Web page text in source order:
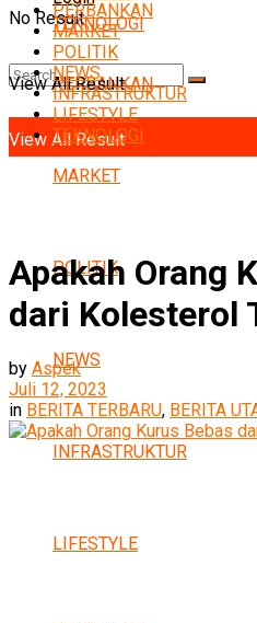
TEKNOLOGI
No Result
View All Result
PERBANKAN
MARKET
POLITIK
NEWS
INFRASTRUKTUR
LIFESTYLE
No Result
View All Result
PERBANKAN
MARKET
POLITIK
NEWS
INFRASTRUKTUR
LIFESTYLE
TEKNOLOGI
Apakah Orang
dari Kolesterol
by Aspek
Juli 12, 2023
in BERITA TERBARU, BERITA